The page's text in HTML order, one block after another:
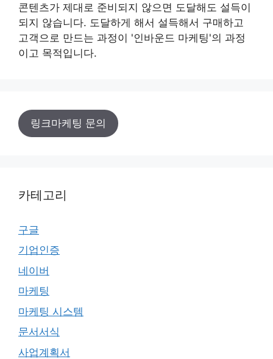
콘텐츠가 제대로 준비되지 않으면 도달해도 설득이
되지 않습니다. 도달하게 해서 설득해서 구매하고
고객으로 만드는 과정이 '인바운드 마케팅'의 과정
이고 목적입니다.
링크마케팅 문의
카테고리
구글
기업인증
네이버
마케팅
마케팅 시스템
문서서식
사업계획서